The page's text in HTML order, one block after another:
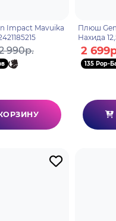
Impact Mavuika
990р.
Плюш
Нахида
2
135 Pop-